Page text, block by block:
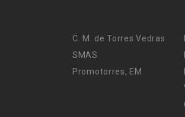
C. M. de Torres Vedras
SMAS
Promotorres, EM